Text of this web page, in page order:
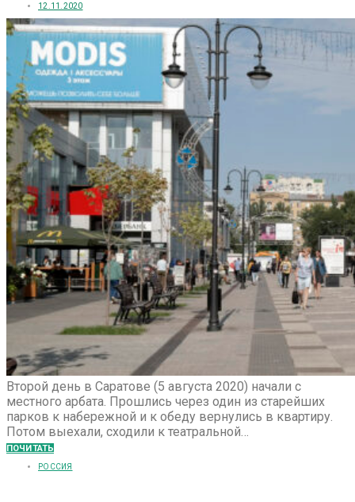
12.11.2020
Второй день в Саратове (5 августа 2020) начали с
местного арбата. Прошлись через один из старейших
парков к набережной и к обеду вернулись в квартиру.
Потом выехали, сходили к театральной…
ПОЧИТАТЬ
РОССИЯ